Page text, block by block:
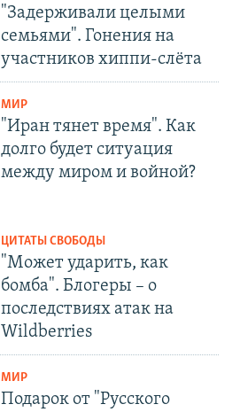
"Задерживали целыми
семьями". Гонения на
участников хиппи-слёта
МИР
"Иран тянет время". Как
долго будет ситуация
между миром и войной?
ЦИТАТЫ СВОБОДЫ
"Может ударить, как
бомба". Блогеры – о
последствиях атак на
Wildberries
МИР
Подарок от "Русского